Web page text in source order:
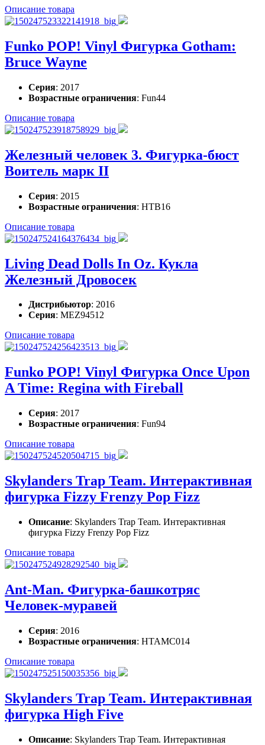
Описание товара
Funko POP! Vinyl Фигурка Gotham:
Bruce Wayne
Серия: 2017
Возрастные ограничения: Fun44
Описание товара
Железный человек 3. Фигурка-бюст
Воитель марк II
Серия: 2015
Возрастные ограничения: HTB16
Описание товара
Living Dead Dolls In Oz. Кукла
Железный Дровосек
Дистрибьютор: 2016
Серия: MEZ94512
Описание товара
Funko POP! Vinyl Фигурка Once Upon
A Time: Regina with Fireball
Серия: 2017
Возрастные ограничения: Fun94
Описание товара
Skylanders Trap Team. Интерактивная
фигурка Fizzy Frenzy Pop Fizz
Описание: Skylanders Trap Team. Интерактивная
фигурка Fizzy Frenzy Pop Fizz
Описание товара
Ant-Man. Фигурка-башкотряс
Человек-муравей
Серия: 2016
Возрастные ограничения: HTAMC014
Описание товара
Skylanders Trap Team. Интерактивная
фигурка High Five
Описание: Skylanders Trap Team. Интерактивная